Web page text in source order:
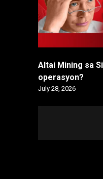
Altai Mining sa
operasyon?
July 28, 2026